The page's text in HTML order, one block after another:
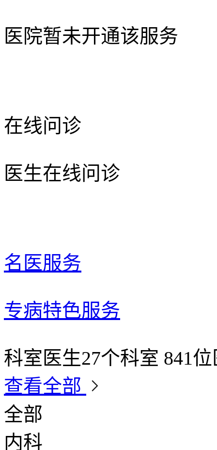
医院暂未开通该服务
在线问诊
医生在线问诊
名医服务
专病特色服务
科室医生27个科室 841
查看全部
全部
内科